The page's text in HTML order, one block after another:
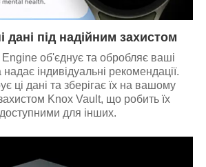
дані під надійним захистом
об'єднує та обробляє ваші
надає індивідуальні рекомендації.
ці дані та зберігає їх на вашому
Knox Vault, що робить їх
для інших.